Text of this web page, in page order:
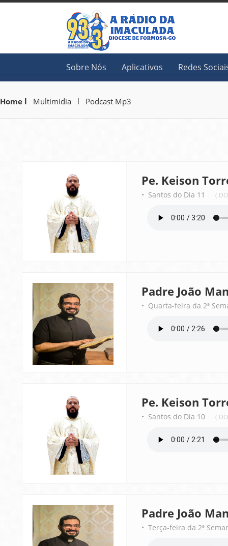
Sobre Nós Aplicativos Redes
Home l Multimídia l Podcast Mp3
Pe. Keison
• Santos do Dia 11 (
Padre João
• Quarta-feira da 2ª
Pe. Keison
• Santos do Dia 10 (
Padre João
• Terça-feira da 2ª